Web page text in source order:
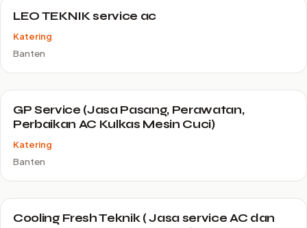
LEO TEKNIK service ac
Katering
Banten
GP Service (Jasa Pasang, Perawatan,
Perbaikan AC Kulkas Mesin Cuci)
Katering
Banten
Cooling Fresh Teknik ( Jasa service AC dan